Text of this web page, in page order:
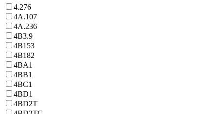
4.276
4A.107
4A.236
4B3.9
4B153
4B182
4BA1
4BB1
4BC1
4BD1
4BD2T